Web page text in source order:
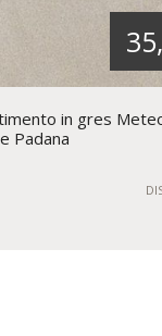
in gres
Padana